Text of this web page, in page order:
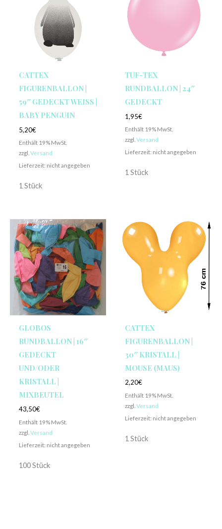
CATTEX
FIGURENBALLON |
59″ GEDECKT WEISS | B
ABY PENGUIN
5,20€
Enthält 19% MwSt.
zzgl. Versand
Lieferzeit: nicht angegeben
1 Stück
TUF-TEX
RUNDBALLON | 24″
GEDECKT
1,95€
Enthält 19% MwSt.
zzgl. Versand
Lieferzeit: nicht angegeben
1 Stück
GLOBOS
RUNDBALLON | 16″
GEDECKT
UND/ODER
KRISTALL |
MIXBEUTEL
43,50€
Enthält 19% MwSt.
zzgl. Versand
Lieferzeit: nicht angegeben
100 Stück
CATTEX
FIGURENBALLON |
30″ KRISTALL |
MOUSE (MAUS)
2,20€
Enthält 19% MwSt.
zzgl. Versand
Lieferzeit: nicht angegeben
1 Stück